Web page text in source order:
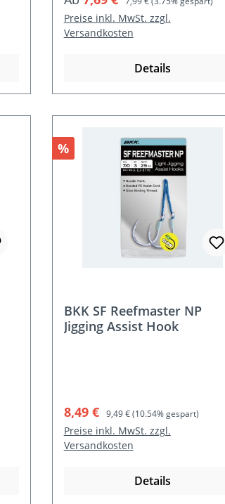
Preise inkl. MwSt. zzgl.
Versandkosten
Details
Rabatt
%
BKK SF Reefmaster NP
Jigging Assist Hook
Verkaufspreis:
8,49 € Regulärer Preis:
9,49 €(10.54% gespart)
Preise inkl. MwSt. zzgl.
Versandkosten
Details